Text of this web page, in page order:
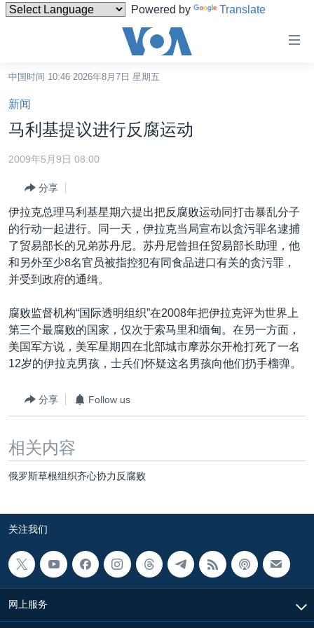
Powered by Translate
碍
链
接
跳
转
转
到
跳
转
到
港澳
国际
最新国际新闻
印太
欧洲
非洲
美洲
全球议题
分类新闻
经济·金融·贸易
科教·文娱·体健
军事
劳工
环境
美中关系
白宫要闻
国会报道
美中关系
美国建国250周年
埃博拉疫情
美国之音专访
重要讲话与声明
关注新疆
VOA视频
VOA今日焦点
中文广播
关注我们
中国时间 10:46 2026年8月7日 星期五
新闻
马利基提议进行反腐运动
2009年5月9日 08:00
分享
伊拉克总理马利基星期六提出把反腐败运动同打击暴乱分子
的行动一起进行。同一天，伊拉克当局宣布以贪污罪名逮捕
了贸易部长的兄弟苏丹尼。苏丹尼曾担任贸易部长助理，他
和另外至少8名官员被指控犯有同食品进口有关的贪污罪，
并受到政府的通缉。
腐败监督机构“国际透明组织”在2008年把伊拉克评为世界上
第三个最腐败的国家，仅次于索马里和缅甸。在另一方面，
美国军方说，美军星期四在北部城市摩苏尔开枪打死了一名
12岁的伊拉克男孩，士兵们怀疑这名男孩向他们扔手榴弹。
分享 Follow us
相关内容
俄罗斯草根组织齐心协力反腐败
关注我们
网上服务